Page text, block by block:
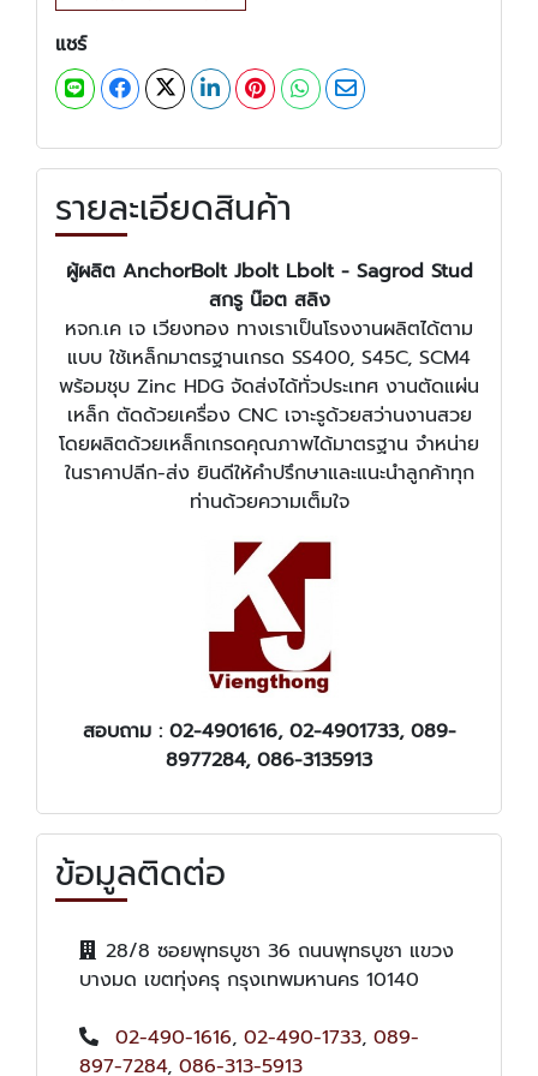
แชร์
รายละเอียดสินค้า
ผู้ผลิต AnchorBolt Jbolt Lbolt - Sagrod Stud
สกรู น๊อต สลิง
หจก.เค เจ เวียงทอง ทางเราเป็นโรงงานผลิตได้ตาม
แบบ ใช้เหล็กมาตรฐานเกรด SS400, S45C, SCM4
พร้อมชุบ Zinc HDG จัดส่งได้ทั่วประเทศ งานตัดแผ่น
เหล็ก ตัดด้วยเครื่อง CNC เจาะรูด้วยสว่านงานสวย
โดยผลิตด้วยเหล็กเกรดคุณภาพได้มาตรฐาน จำหน่าย
ในราคาปลีก-ส่ง ยินดีให้คำปรึกษาและแนะนำลูกค้าทุก
ท่านด้วยความเต็มใจ
สอบถาม : 02-4901616, 02-4901733, 089-
8977284, 086-3135913
ข้อมูลติดต่อ
28/8 ซอยพุทธบูชา 36 ถนนพุทธบูชา แขวง
บางมด เขตทุ่งครุ กรุงเทพมหานคร 10140
02-490-1616, 02-490-1733, 089-
897-7284, 086-313-5913